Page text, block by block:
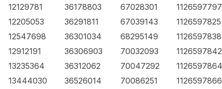
12129781
36178803 67028301
1126597797
12205053
36291811 67039143
1126597825
12547698
36301034 68295149
1126597838
12912191
36306903 70032093
1126597842
13235364
36312062 70047292
1126597864
13444030
36526014 70086251
1126597866